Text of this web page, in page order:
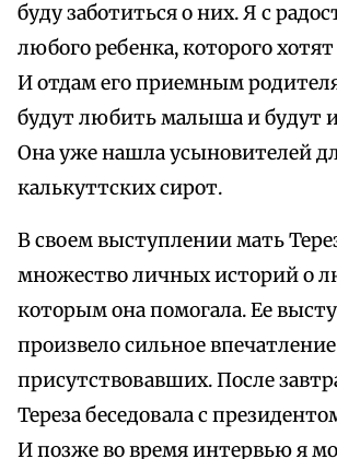
буду заботиться о них. Я с
любого ребенка, которого
И отдам его приемным
будут любить малыша и
Она уже нашла усыновителей
калькуттских сирот.
В своем выступлении мать
множество личных историй о
которым она помогала. Ее
произвело сильное впечатление
присутствовавших. После
Тереза беседовала с
И позже во время интервью я